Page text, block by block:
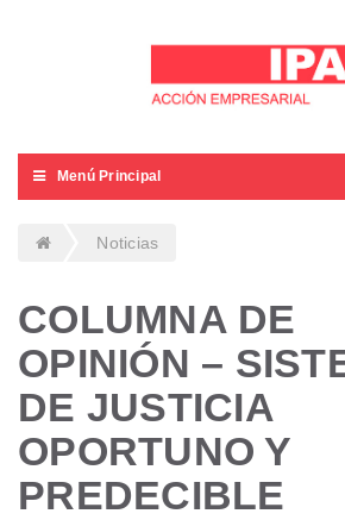
Menú Principal
Noticias
COLUMNA DE
OPINIÓN –
DE JUSTICIA
OPORTUNO Y
PREDECIBLE